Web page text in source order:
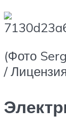
(Фото
/